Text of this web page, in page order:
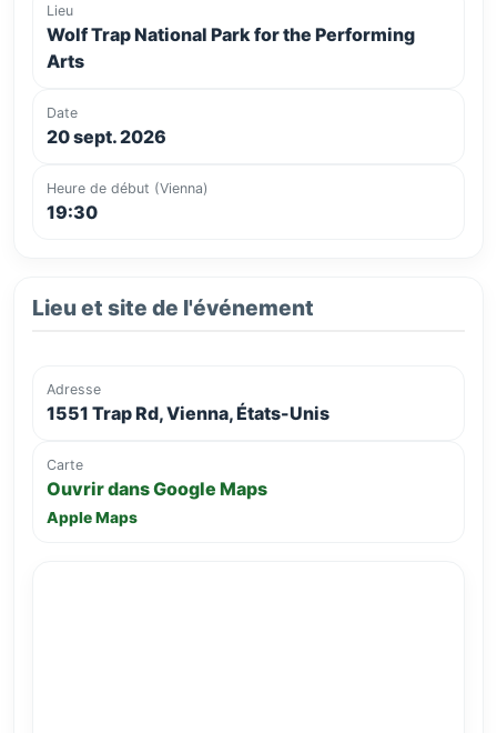
Lieu
Wolf Trap National Park for the Performing
Arts
Date
20 sept. 2026
Heure de début (Vienna)
19:30
Lieu et site de l'événement
Adresse
1551 Trap Rd, Vienna, États-Unis
Carte
Ouvrir dans Google Maps
Apple Maps